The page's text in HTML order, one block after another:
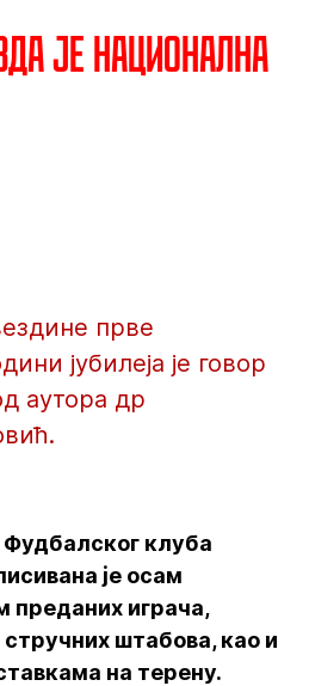
је национална
прве
јубилеја је говор
аутора др
Фудбалског клуба
је осам
преданих играча,
штабова, као и
на терену.